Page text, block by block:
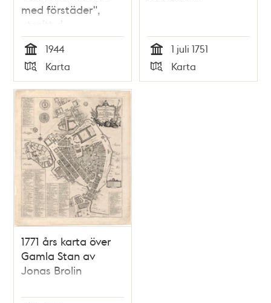
med förstäder",
utsnitt d
Tid
1944
Typ
Karta Tid
1 juli 1751
Typ
Karta
1771 års karta över
Gamla Stan av
Jonas Brolin